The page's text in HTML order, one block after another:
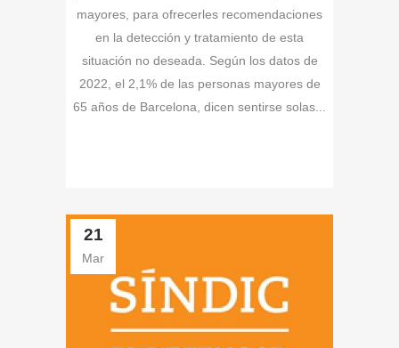
mayores, para ofrecerles recomendaciones
en la detección y tratamiento de esta
situación no deseada. Según los datos de
2022, el 2,1% de las personas mayores de
65 años de Barcelona, dicen sentirse solas...
21
Mar